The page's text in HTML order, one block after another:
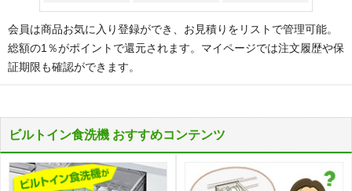
会員は商品お気に入り登録ができ、お見積りをリストで管理可能。
総額の1％がポイントで還元されます。マイページでは注文履歴や保
証期限も確認ができます。
ビルトイン食洗機 おすすめコンテンツ